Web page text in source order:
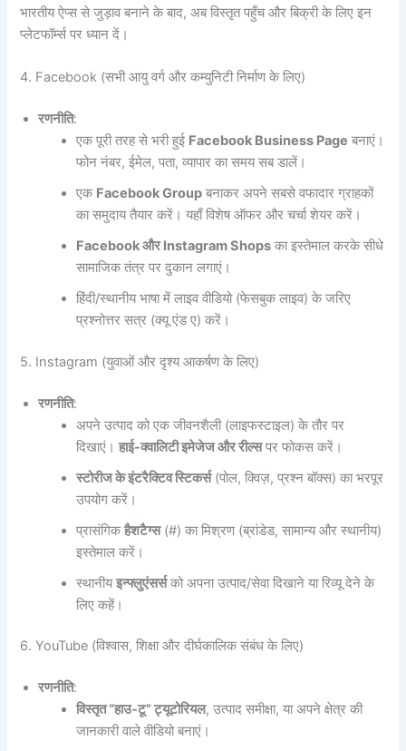
भारतीय ऐप्स से जुड़ाव बनाने के बाद, अब विस्तृत पहुँच और बिक्री के लिए इन
प्लेटफॉर्म्स पर ध्यान दें।
4. Facebook (सभी आयु वर्ग और कम्युनिटी निर्माण के लिए)
रणनीति:
एक पूरी तरह से भरी हुई Facebook Business Page बनाएं।
फोन नंबर, ईमेल, पता, व्यापार का समय सब डालें।
एक Facebook Group बनाकर अपने सबसे वफादार ग्राहकों
का समुदाय तैयार करें। यहाँ विशेष ऑफर और चर्चा शेयर करें।
Facebook और Instagram Shops का इस्तेमाल करके सीधे
सामाजिक तंत्र पर दुकान लगाएं।
हिंदी/स्थानीय भाषा में लाइव वीडियो (फेसबुक लाइव) के जरिए
प्रश्नोत्तर सत्र (क्यू एंड ए) करें।
5. Instagram (युवाओं और दृश्य आकर्षण के लिए)
रणनीति:
अपने उत्पाद को एक जीवनशैली (लाइफस्टाइल) के तौर पर
दिखाएं।हाई-क्वालिटी इमेजेज और रील्सपर फोकस करें।
स्टोरीज के इंटरैक्टिव स्टिकर्स(पोल, क्विज़, प्रश्न बॉक्स) का भरपूर
उपयोग करें।
प्रासंगिकहैशटैग्स(#) का मिश्रण (ब्रांडेड, सामान्य और स्थानीय)
इस्तेमाल करें।
स्थानीयइन्फ्लुएंसर्सको अपना उत्पाद/सेवा दिखाने या रिव्यू देने के
लिए कहें।
6. YouTube (विश्वास, शिक्षा और दीर्घकालिक संबंध के लिए)
रणनीति:
विस्तृत “हाउ-टू” ट्यूटोरियल, उत्पाद समीक्षा, या अपने क्षेत्र की
जानकारी वाले वीडियो बनाएं।